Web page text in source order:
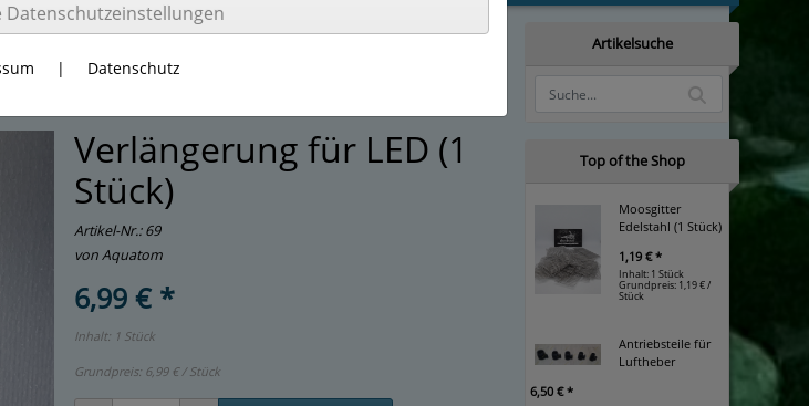
Verlängerung für LED (1
Stück)
Artikel-Nr.:69
von Aquatom
6,99 € *
Inhalt: 1 Stück
Grundpreis: 6,99 € / Stück
Artikelsuche
Top of the Shop
Moosgitter
Edelstahl (1 Stück)
1,19 € *
Inhalt: 1 Stück
Grundpreis: 1,19 € /
Stück
Antriebsteile für
Luftheber
6,50 € *
Datenschutzeinstellungen
| Datenschutz